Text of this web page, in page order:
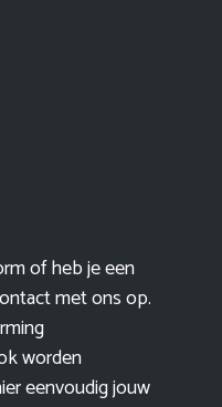
of heb je een
met ons op.
worden
eenvoudigjouw